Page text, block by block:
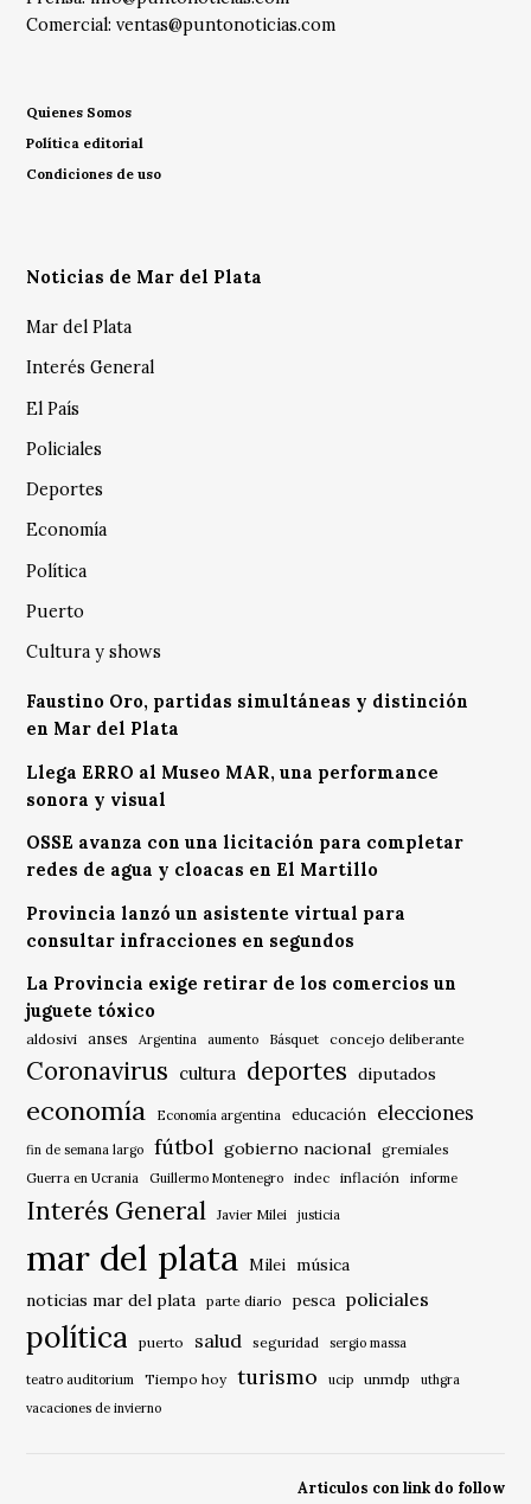
Comercial:ventas@puntonoticias.com
Quienes Somos
Política editorial
Condiciones de uso
Noticias de Mar del Plata
Mar del Plata
Interés General
El País
Policiales
Deportes
Economía
Política
Puerto
Cultura y shows
Faustino Oro, partidas simultáneas y distinción
en Mar del Plata
Llega ERRO al Museo MAR, una performance
sonora y visual
OSSE avanza con una licitación para completar
redes de agua y cloacas en El Martillo
Provincia lanzó un asistente virtual para
consultar infracciones en segundos
La Provincia exige retirar de los comercios un
juguete tóxico
aldosivi anses Argentina aumento Básquet concejo deliberante
Coronavirus cultura deportes diputados
economía Economía argentina educación elecciones
fin de semana largo fútbol gobierno nacional gremiales
Guerra en Ucrania Guillermo Montenegro indec inflación informe
Interés General Javier Milei justicia
mar del plata Milei música
noticias mar del plata
parte diario pesca policiales
política puerto salud seguridad sergio massa
teatro auditorium Tiempo hoy turismo ucip unmdp
uthgra
vacaciones de invierno
Articulos con link do follow